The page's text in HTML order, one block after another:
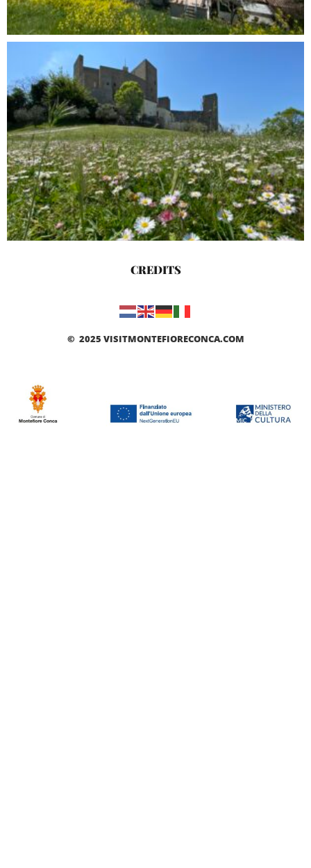
CREDITS
© 2025 VISITMONTEFIORECONCA.COM